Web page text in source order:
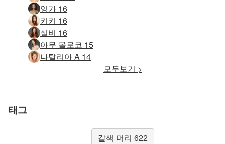
잉가 16
키키 16
실비 16
아무 몰로코 15
나탈리아 A 14
모두보기 >
태그
갈색 머리 622